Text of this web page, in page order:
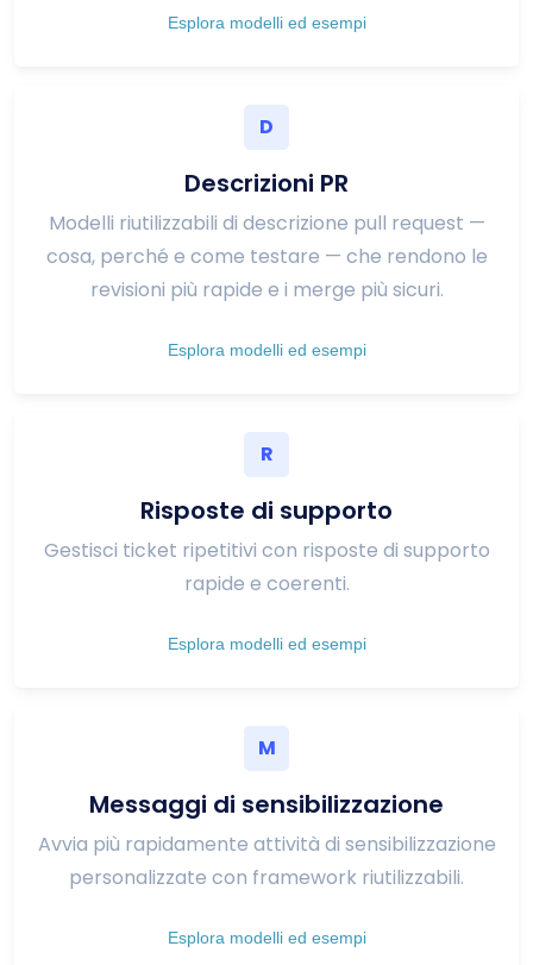
Esplora modelli ed esempi
D
Descrizioni PR
Modelli riutilizzabili di descrizione pull request —
cosa, perché e come testare — che rendono le
revisioni più rapide e i merge più sicuri.
Esplora modelli ed esempi
R
Risposte di supporto
Gestisci ticket ripetitivi con risposte di supporto
rapide e coerenti.
Esplora modelli ed esempi
M
Messaggi di sensibilizzazione
Avvia più rapidamente attività di sensibilizzazione
personalizzate con framework riutilizzabili.
Esplora modelli ed esempi